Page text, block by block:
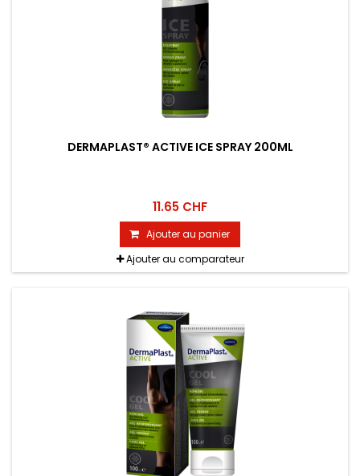
DERMAPLAST® ACTIVE ICE SPRAY 200ML
11.65 CHF
Ajouter au panier
Ajouter au comparateur